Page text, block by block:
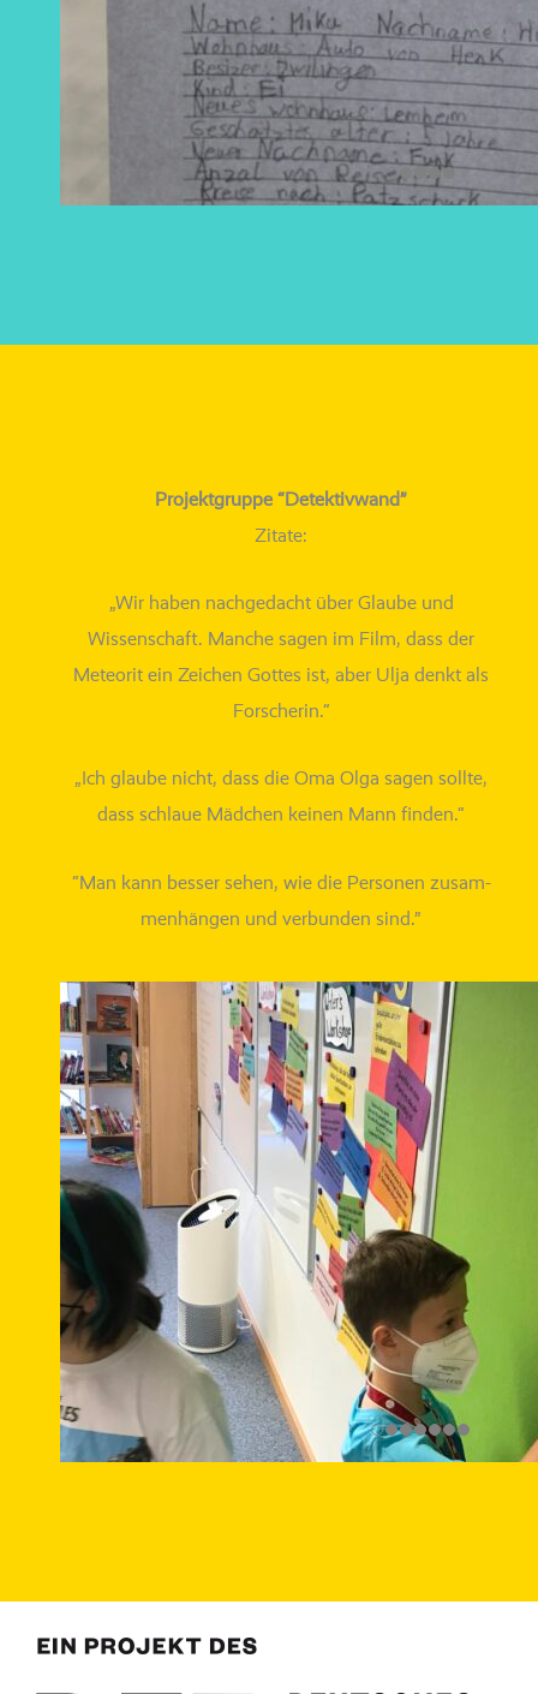
Projektgruppe “Detektivwand”
Zitate:
„Wir haben nach­ge­dacht über Glaube und
Wissenschaft. Manche sagen im Film, dass der
Meteorit ein Zeichen Gottes ist, aber Ulja denkt als
Forscherin.“
„Ich glau­be nicht, dass die Oma Olga sagen soll­te,
dass schlaue Mädchen kei­nen Mann finden.“
“Man kann bes­ser sehen, wie die Personen zusam­
men­hän­gen und ver­bun­den sind.”